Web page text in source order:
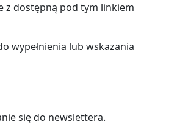
z dostępną pod tym linkiem
wypełnienia lub wskazania
się do newslettera.